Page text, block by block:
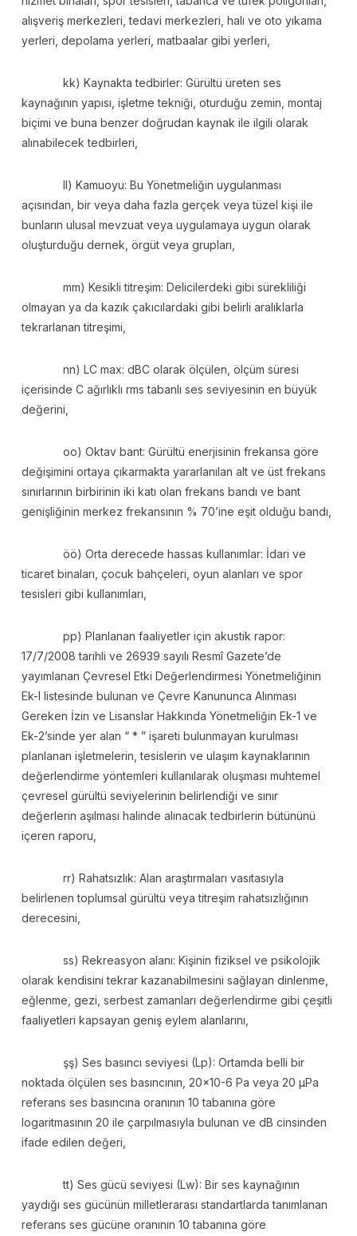
alışveriş merkezleri, tedavi merkezleri, halı ve oto yıkama
yerleri, depolama yerleri, matbaalar gibi yerleri,
kk) Kaynakta tedbirler: Gürültü üreten ses
kaynağının yapısı, işletme tekniği, oturduğu zemin, montaj
biçimi ve buna benzer doğrudan kaynak ile ilgili olarak
alınabilecek tedbirleri,
ll) Kamuoyu: Bu Yönetmeliğin uygulanması
açısından, bir veya daha fazla gerçek veya tüzel kişi ile
bunların ulusal mevzuat veya uygulamaya uygun olarak
oluşturduğu dernek, örgüt veya grupları,
mm) Kesikli titreşim: Delicilerdeki gibi sürekliliği
olmayan ya da kazık çakıcılardaki gibi belirli aralıklarla
tekrarlanan titreşimi,
nn) LC max: dBC olarak ölçülen, ölçüm süresi
içerisinde C ağırlıklı rms tabanlı ses seviyesinin en büyük
değerini,
oo) Oktav bant: Gürültü enerjisinin frekansa göre
değişimini ortaya çıkarmakta yararlanılan alt ve üst frekans
sınırlarının birbirinin iki katı olan frekans bandı ve bant
genişliğinin merkez frekansının % 70’ine eşit olduğu bandı,
öö) Orta derecede hassas kullanımlar: İdari ve
ticaret binaları, çocuk bahçeleri, oyun alanları ve spor
tesisleri gibi kullanımları,
pp) Planlanan faaliyetler için akustik rapor:
17/7/2008 tarihli ve 26939 sayılı Resmî Gazete’de
yayımlanan Çevresel Etki Değerlendirmesi Yönetmeliğinin
Ek-I listesinde bulunan ve Çevre Kanununca Alınması
Gereken İzin ve Lisanslar Hakkında Yönetmeliğin Ek-1 ve
Ek-2’sinde yer alan “ * ” işareti bulunmayan kurulması
planlanan işletmelerin, tesislerin ve ulaşım kaynaklarının
değerlendirme yöntemleri kullanılarak oluşması muhtemel
çevresel gürültü seviyelerinin belirlendiği ve sınır
değerlerin aşılması halinde alınacak tedbirlerin bütününü
içeren raporu,
rr) Rahatsızlık: Alan araştırmaları vasıtasıyla
belirlenen toplumsal gürültü veya titreşim rahatsızlığının
derecesini,
ss) Rekreasyon alanı: Kişinin fiziksel ve psikolojik
olarak kendisini tekrar kazanabilmesini sağlayan dinlenme,
eğlenme, gezi, serbest zamanları değerlendirme gibi çeşitli
faaliyetleri kapsayan geniş eylem alanlarını,
şş) Ses basıncı seviyesi (Lp): Ortamda belli bir
noktada ölçülen ses basıncının, 20×10-6 Pa veya 20 µPa
referans ses basıncına oranının 10 tabanına göre
logaritmasının 20 ile çarpılmasıyla bulunan ve dB cinsinden
ifade edilen değeri,
tt) Ses gücü seviyesi (Lw): Bir ses kaynağının
yaydığı ses gücünün milletlerarası standartlarda tanımlanan
referans ses gücüne oranının 10 tabanına göre